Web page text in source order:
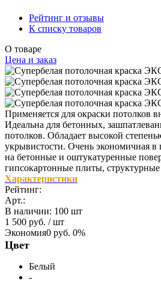
Рейтинг и отзывы
К списку товаров
О товаре
Цена и заказ
Применяется для окраски потолков
Идеальна для бетонных,
потолков. Обладает высокой
укрывистости. Очень экономичная
на бетонные и оштукатуренные
гипсокартонные плиты, структурные
Характеристики
Рейтинг:
Арт.:
В наличии: 100 шт
1 500 руб. / шт
Экономия0 руб. 0%
Цвет
Белый
-